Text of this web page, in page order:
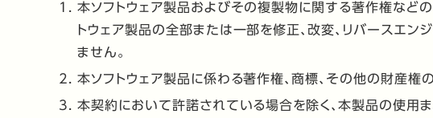
本ソフトウェア製品およびその複製物に関する著作権などの
トウェア製品の全部または一部を修正、改変、リバースエ
ません。
本ソフトウェア製品に係わる著作権、商標、その他の財産権
本契約において許諾されている場合を除く、本製品の使用